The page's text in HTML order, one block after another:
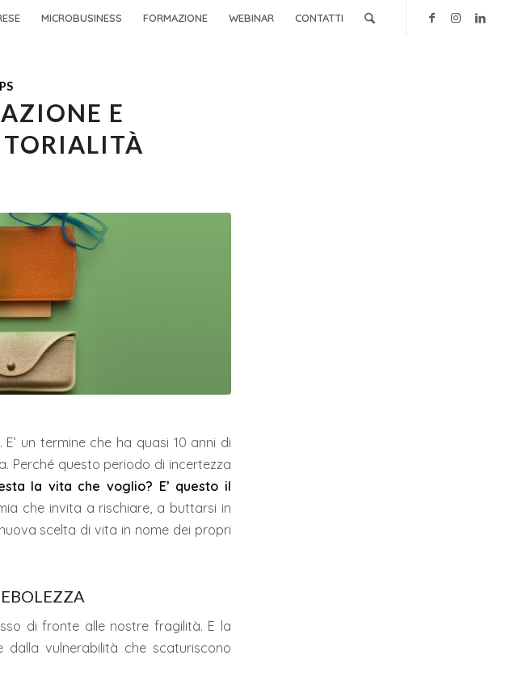
MICROBUSINESS FORMAZIONE WEBINAR CONTATTI
E
un termine che ha quasi 10 anni di
Perché questo periodo di incertezza
la vita che voglio? E’ questo il
che invita a rischiare, a buttarsi in
scelta di vita in nome dei propri
di fronte alle nostre fragilità. E la
dalla vulnerabilità che scaturiscono